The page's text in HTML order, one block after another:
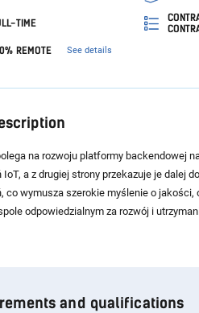
TIME
REMOTE See details
na rozwoju platformy backendowej
IoT, a z drugiej strony przekazuje je dalej
co wymusza szerokie myślenie o
odpowiedzialnym za rozwój i
and qualifications